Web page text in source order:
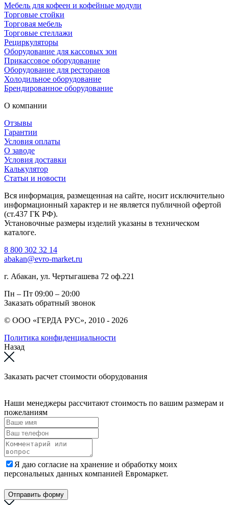
Мебель для кофеен и кофейные модули
Торговые стойки
Торговая мебель
Торговые стеллажи
Рециркуляторы
Оборудование для кассовых зон
Прикассовое оборудование
Оборудование для ресторанов
Холодильное оборудование
Брендированное оборудование
О компании
Отзывы
Гарантии
Условия оплаты
О заводе
Условия доставки
Калькулятор
Статьи и новости
Вся информация, размещенная на сайте, носит исключительно
информационный характер и не является публичной офертой
(ст.437 ГК РФ).
Установочные размеры изделий указаны в техническом
каталоге.
8 800 302 32 14
abakan@evro-market.ru
г. Абакан, ул. Чертыгашева 72 оф.221
Пн – Пт 09:00 – 20:00
Заказать обратный звонок
© ООО «ГЕРДА РУС», 2010 - 2026
Политика конфиденциальности
Назад
Заказать расчет стоимости оборудования
Наши менеджеры рассчитают стоимость по вашим размерам и
пожеланиям
Я даю согласие на хранение и обработку моих
персональных данных компанией Евромаркет.
Отправить форму